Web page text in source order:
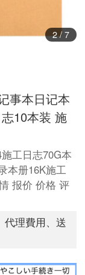
2/ 7
事本日记本
10本装 施
工日志70G本
本册16K施工
报价 价格 评
代理費用、送